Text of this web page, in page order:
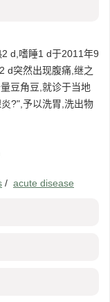
d,嗜睡1 d于2011年9
d突然出现腹痛,继之
豆角豆,就诊于当地
?",予以洗胃,洗出物
/ acute disease